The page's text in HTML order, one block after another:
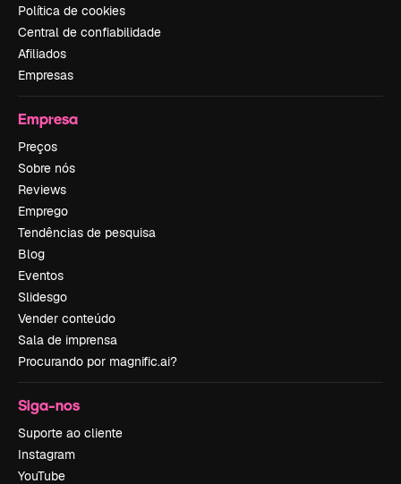
Política de cookies
Central de confiabilidade
Afiliados
Empresas
Empresa
Preços
Sobre nós
Reviews
Emprego
Tendências de pesquisa
Blog
Eventos
Slidesgo
Vender conteúdo
Sala de imprensa
Procurando por magnific.ai?
Siga-nos
Suporte ao cliente
Instagram
YouTube